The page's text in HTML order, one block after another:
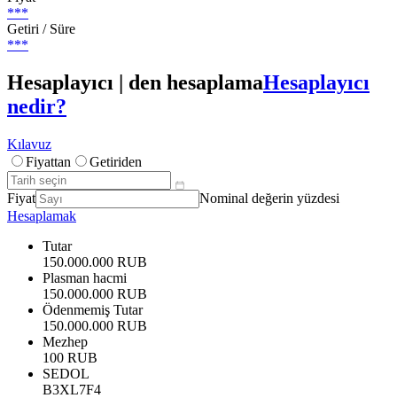
***
Getiri / Süre
***
Hesaplayıcı | den hesaplamaHesaplayıcı
nedir?
Kılavuz
Fiyattan
Getiriden
Fiyat
Nominal değerin yüzdesi
Hesaplamak
Tutar
150.000.000 RUB
Plasman hacmi
150.000.000 RUB
Ödenmemiş Tutar
150.000.000 RUB
Mezhep
100 RUB
SEDOL
B3XL7F4